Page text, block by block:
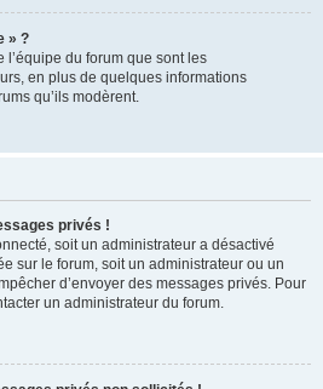
» ?
du forum que sont les
en plus de quelques informations
qu’ils modèrent.
privés !
soit un administrateur a désactivé
sur le forum, soit un administrateur ou un
d’envoyer des messages privés. Pour
un administrateur du forum.